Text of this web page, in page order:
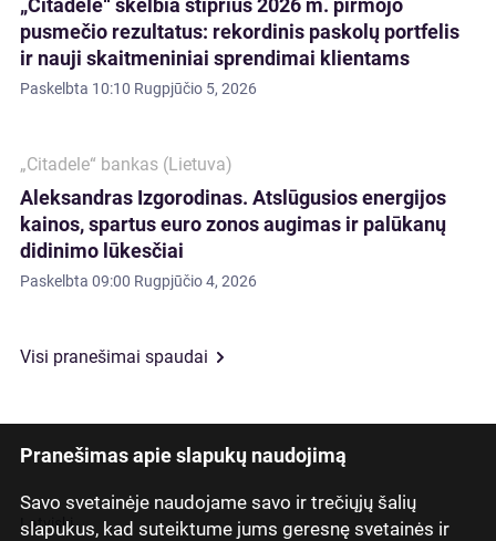
Pranešimas apie slapukų naudojimą
Savo svetainėje naudojame savo ir trečiųjų šalių
slapukus, kad suteiktume jums geresnę svetainės ir
„Citadele“ skelbia stiprius 2026 m. pirmojo
pusmečio rezultatus: rekordinis paskolų portfelis
ir nauji skaitmeniniai sprendimai klientams
Paskelbta 10:10 Rugpjūčio 5, 2026
„Citadele“ bankas (Lietuva)
Aleksandras Izgorodinas. Atslūgusios energijos
kainos, spartus euro zonos augimas ir palūkanų
didinimo lūkesčiai
Paskelbta 09:00 Rugpjūčio 4, 2026
Visi pranešimai spaudai
Latviski